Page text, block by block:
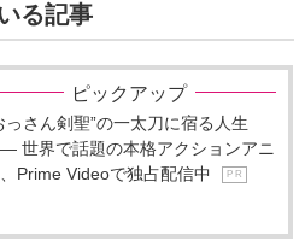
る記事
ピックアップ
っさん剣聖”の一太刀に宿る人生
世界で話題の本格アクションアニ
、Prime Videoで独占配信中
P R